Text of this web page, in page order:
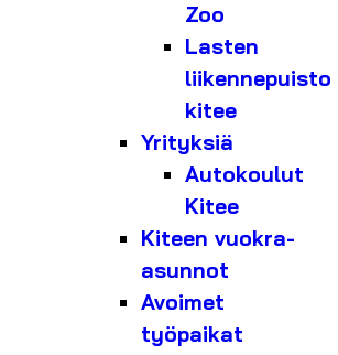
Zoo
Lasten
liikennepuisto
kitee
Yrityksiä
Autokoulut
Kitee
Kiteen vuokra-
asunnot
Avoimet
työpaikat